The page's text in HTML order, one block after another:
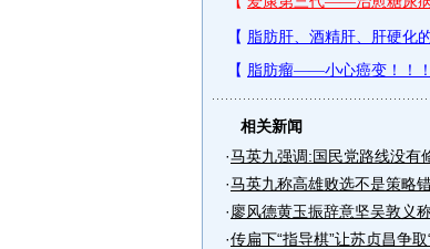
相关新闻
·马英九强调:国民党路线没有
·马英九称高雄败选不是策略
·廖风德黄玉振辞意坚吴敦义
·传扁下“指导棋”让苏贞昌争